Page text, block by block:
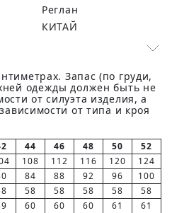
Реглан
КИТАЙ
Запас (по груди,
одежды должен быть не
от силуэта изделия, а
от типа и кроя
44 46 48 50
52
108 112 116 120
124
84 88 92 96
100
58 58 58 58
58
60 60 60 61 61